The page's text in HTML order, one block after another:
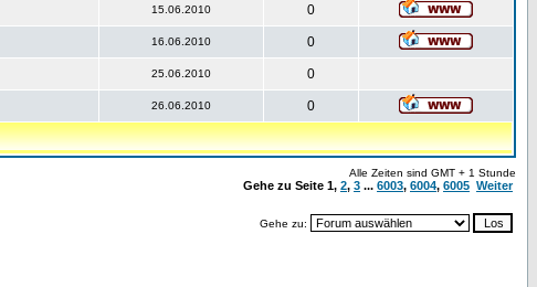
15.06.2010 0
16.06.2010 0
25.06.2010 0
26.06.2010 0
Alle Zeiten sind GMT + 1 Stunde
Gehe zu Seite 1, 2, 3 ... 6003, 6004, 6005 Weiter
Gehe zu: